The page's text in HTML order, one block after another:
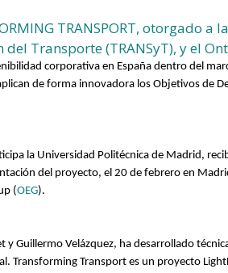
TRANSPORT, otorgado a
Transporte (TRANSyT), y el
corporativa en España dentro del
de forma innovadora los Objetivos de
la Universidad Politécnica de Madrid,
del proyecto, el 20 de febrero en
(OEG).
Guillermo Velázquez, ha desarrollado
Transport es un proyecto